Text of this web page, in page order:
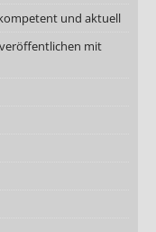
und aktuell
mit